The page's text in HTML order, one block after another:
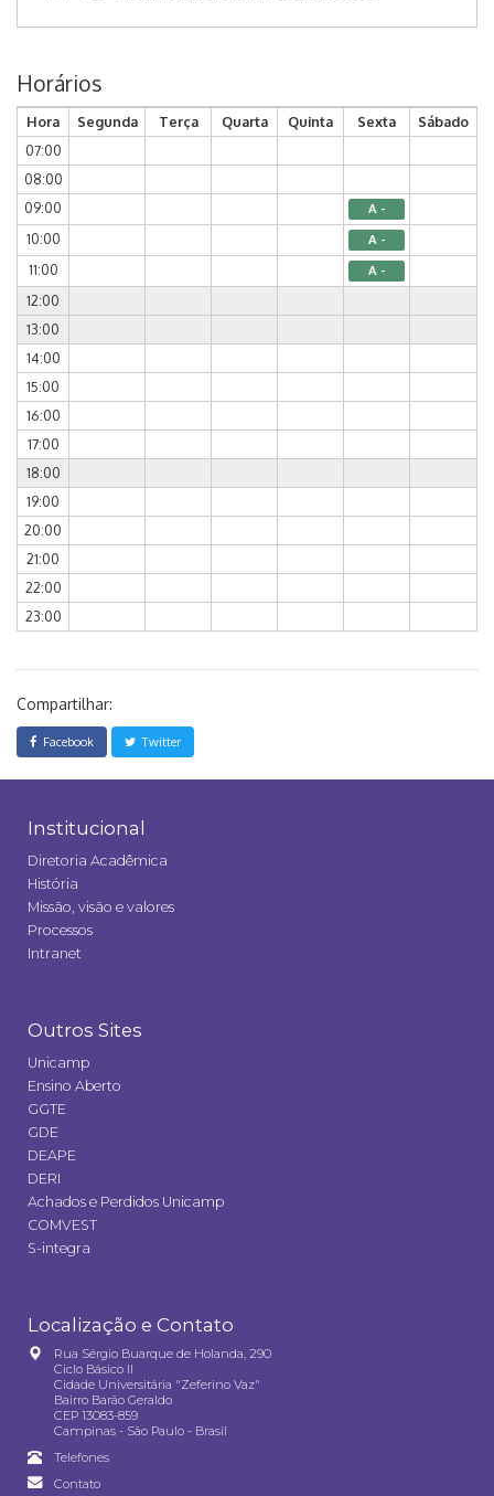
Horários
Hora Segunda Terça Quarta Quinta Sexta
Sábado
07:00
08:00
09:00
A -
10:00 A -
11:00 A -
12:00
13:00
14:00
15:00
16:00
17:00
18:00
19:00
20:00
21:00
22:00
23:00
Compartilhar:
Facebook Twitter
Institucional
Diretoria Acadêmica
História
Missão, visão e valores
Processos
Intranet
Outros Sites
Unicamp
Ensino Aberto
GGTE
GDE
DEAPE
DERI
Achados e Perdidos Unicamp
COMVEST
S-integra
Localização e Contato
Rua Sérgio Buarque de Holanda, 290
Ciclo Básico II
Cidade Universitária "Zeferino Vaz"
Bairro Barão Geraldo
CEP 13083-859
Campinas - São Paulo - Brasil
Telefones
Contato